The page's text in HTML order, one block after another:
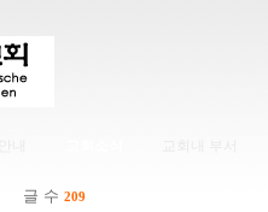
글 수 209